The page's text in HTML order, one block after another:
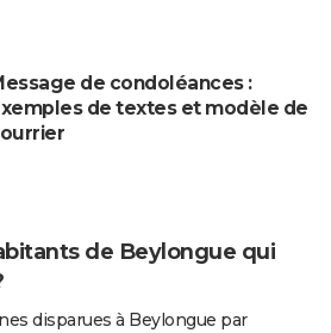
de condoléances :
de textes et modèle de
de Beylongue qui
disparues à Beylongue par